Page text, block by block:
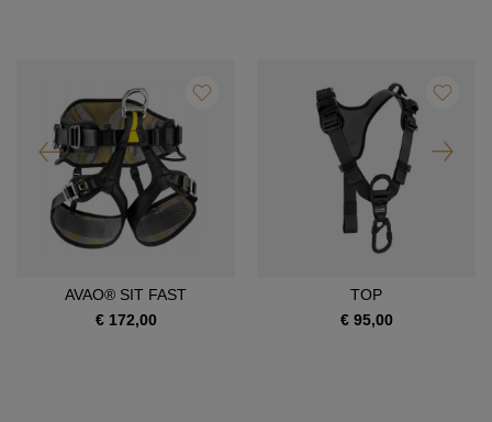
AVAO® SIT FAST
€ 172,00
TOP
€ 95,00